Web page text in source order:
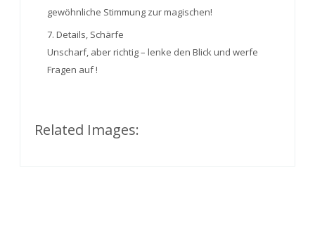
gewöhnliche Stimmung zur magischen!
7. Details, Schärfe
Unscharf, aber richtig – lenke den Blick und werfe
Fragen auf !
Related Images: